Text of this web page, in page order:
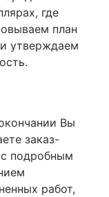
где
план
утверждаем
Вы
заказ-
подробным
работ,